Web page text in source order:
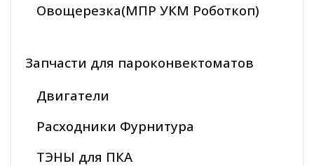
Овощерезка(МПР УКМ Роботкоп)
Запчасти для пароконвектоматов
Двигатели
Расходники Фурнитура
ТЭНЫ для ПКА